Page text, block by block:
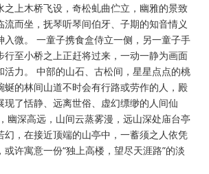
之上木桥飞设，奇松虬曲伫立，幽雅的景致
流而坐，抚琴听琴间伯牙、子期的知音情义
入微。 一童子携食盒侍立一侧，另一童子手
行至小桥之上正赶将过来，一动一静为画面
活力。 中部的山石、古松间，星星点点的桃
蜒的林间山道不时会有行路或劳作的人，殿
现了恬静、远离世俗、虚幻缥缈的人间仙
幽深高远，山间云蒸雾漫，远山深处庙台亭
幻，在接近顶端的山亭中，一蓄须之人依凭
许寓意一份“独上高楼，望尽天涯路”的淡